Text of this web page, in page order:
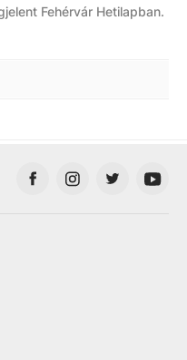
Fehérvár Hetilapban.